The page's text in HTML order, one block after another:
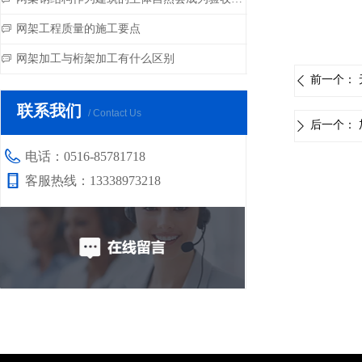
ꀃ 网架工程质量的施工要点
ꀃ 网架加工与桁架加工有什么区别
联系我们 / Contact Us
电话： 0516-85781718
客服热线： 13338973218
ꄴ 前一个：
ꄲ 后一个：